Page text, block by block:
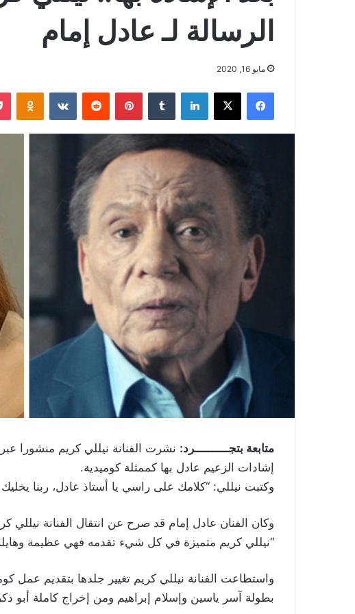
الرسالة لـ عادل إمام
مايو 16, 2020
فيسبوك ‫X لينكدإن بينتيريست
متابعة بتجــــــــــرد: نشرت الفنانة نيللي كريم منشورا
إشادات الزعيم عادل بها كممثلة كوميدية.
وكتبت نيللي: “كلامك على راسي يا أستاذ عادل، ربنا يخليك
“نيللي كريم متميزة في كل شيء تقدمه فهي عظيمة وهايلة
بطولة آسر ياسين وإسلام إبراهيم ومن إخراج كاملة أبو